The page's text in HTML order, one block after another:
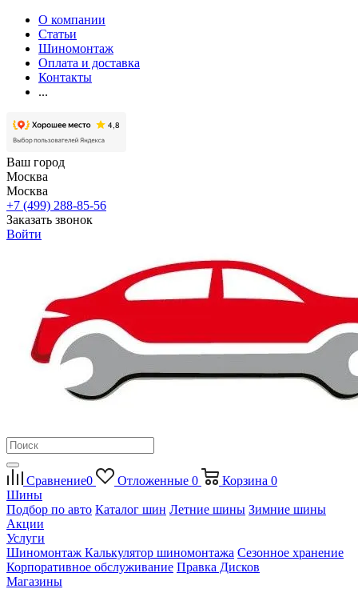
О компании
Статьи
Шиномонтаж
Оплата и доставка
Контакты
...
Ваш город
Москва
Москва
+7 (499) 288-85-56
Заказать звонок
Войти
Сравнение0 Отложенные 0 Корзина 0
Шины
Подбор по авто Каталог шин Летние шины Зимние шины
Акции
Услуги
Шиномонтаж Калькулятор шиномонтажа Сезонное хранение
Корпоративное обслуживание Правка Дисков
Магазины